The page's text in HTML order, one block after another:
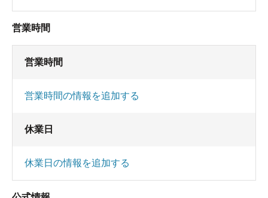
営業時間
営業時間
営業時間の情報を追加する
休業日
休業日の情報を追加する